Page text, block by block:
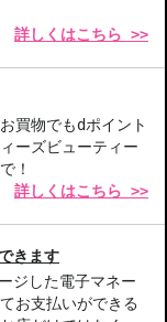
詳しくはこちら >>
買物でもdポイント
ーズビューティー
！
詳しくはこちら >>
きます
ジした電子マネー
お支払いができる